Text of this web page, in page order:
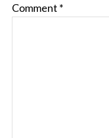
Comment *